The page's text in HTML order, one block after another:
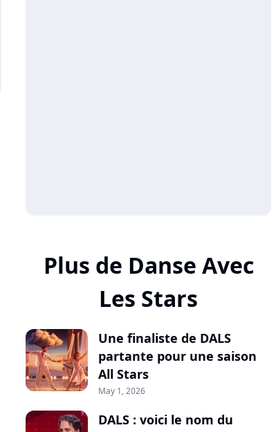
Plus de Danse Avec
Les Stars
Une finaliste de DALS
partante pour une saison
All Stars
May 1, 2026
DALS : voici le nom du